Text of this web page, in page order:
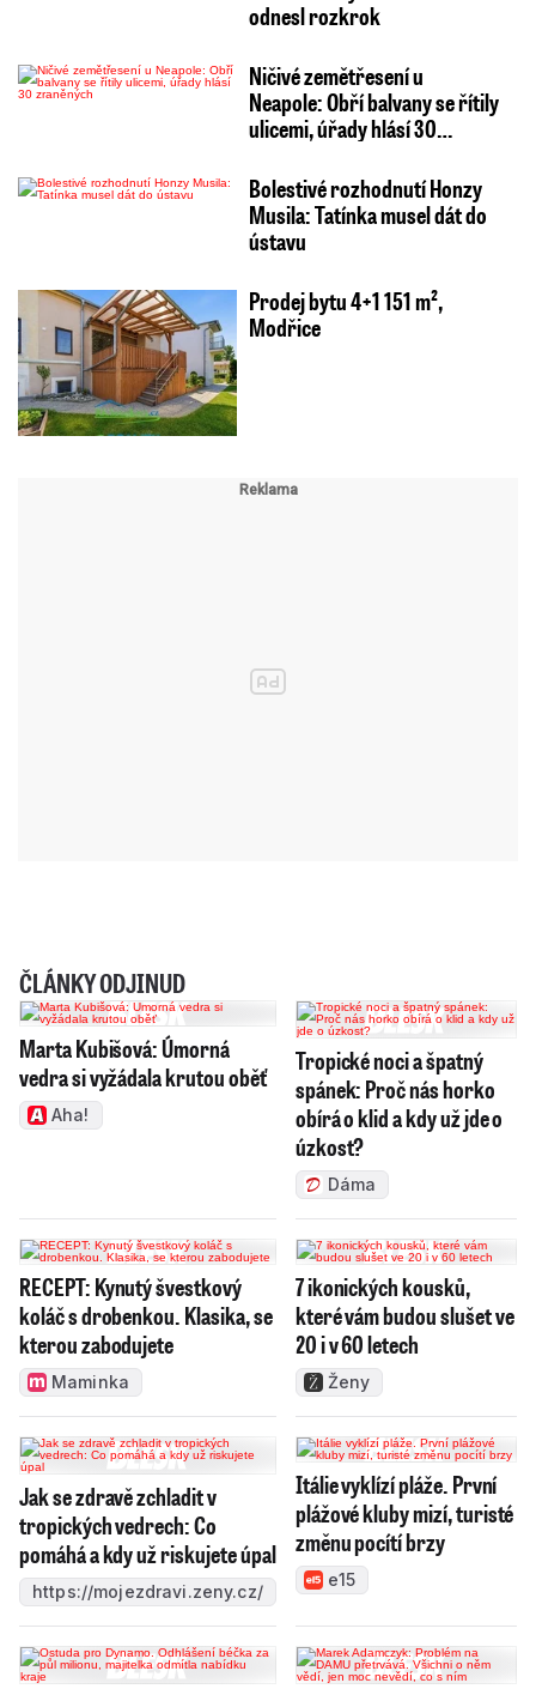
odnesl rozkrok
Ničivé zemětřesení u
Neapole: Obří balvany se řítily
ulicemi, úřady hlásí 30…
Bolestivé rozhodnutí Honzy
Musila: Tatínka musel dát do
ústavu
Prodej bytu 4+1 151 m²,
Modřice
ČLÁNKY ODJINUD
Marta Kubišová: Úmorná
vedra si vyžádala krutou oběť
Aha!
Tropické noci a špatný
spánek: Proč nás horko
obírá o klid a kdy už jde o
úzkost?
Dáma
RECEPT: Kynutý švestkový
koláč s drobenkou. Klasika, se
kterou zabodujete
Maminka
7 ikonických kousků,
které vám budou slušet ve
20 i v 60 letech
Ženy
Jak se zdravě zchladit v
tropických vedrech: Co
pomáhá a kdy už riskujete úpal
https://mojezdravi.zeny.cz/
Itálie vyklízí pláže. První
plážové kluby mizí, turisté
změnu pocítí brzy
e15